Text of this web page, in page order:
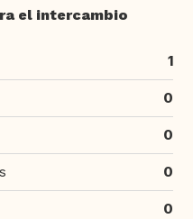
el intercambio
1
0
0
0
0